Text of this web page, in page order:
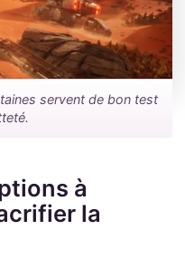
servent de bon test
à
la